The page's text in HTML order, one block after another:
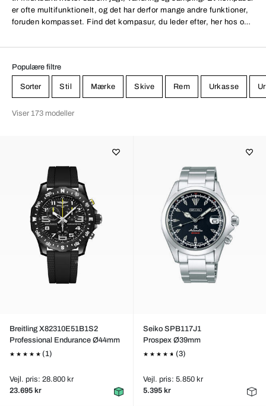
er ofte multifunktionelt, og det har derfor mange andre funktioner,
foruden kompasset. Find det kompasur, du leder efter, her hos os
Populære filtre
Sorter Stil Mærke Skive Rem Urkasse
Viser 173 modeller
Breitling X82310E51B1S2
Professional Endurance Ø44mm
(1)
Vejl. pris: 28.800 kr
23.695 kr
Seiko SPB117J1
Prospex Ø39mm
(3)
Vejl. pris: 5.850 kr
5.395 kr